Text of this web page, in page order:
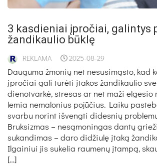
3 kasdieniai įpročiai, galintys
žandikaulio būklę
REKLAMA 2025-08-29
Dauguma žmonių net nesusimąsto, kad
įpročiai gali turėti įtakos žandikaulio
dienotvarkė, stresas ar net maži
lemia nemalonius pojūčius. Laiku
svarbu norint išvengti didesnių
Bruksizmas – nesąmoningas dantų
sukandimas – daro didžiulę įtaką
Ilgainiui jis sukelia raumenų įtampą,
[…]